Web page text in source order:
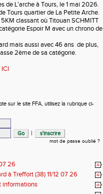
de L'arche à Tours, le 1 mai 2026.
Tours quartier de La Petite Arche.
classant où Titouan SCHMITT
Espoir M avec un chrono de
mais aussi avec 46 ans de plus,
2ème de sa catégorie.
ICI
sur le site FFA, utilisez la rubrique ci-
|
mot de passe oublié ?
26
à Treffort (38) 11/12 07 26
informations